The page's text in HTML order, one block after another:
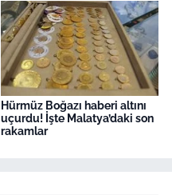
Hürmüz Boğazı haberi altını
uçurdu! İşte Malatya’daki son
rakamlar